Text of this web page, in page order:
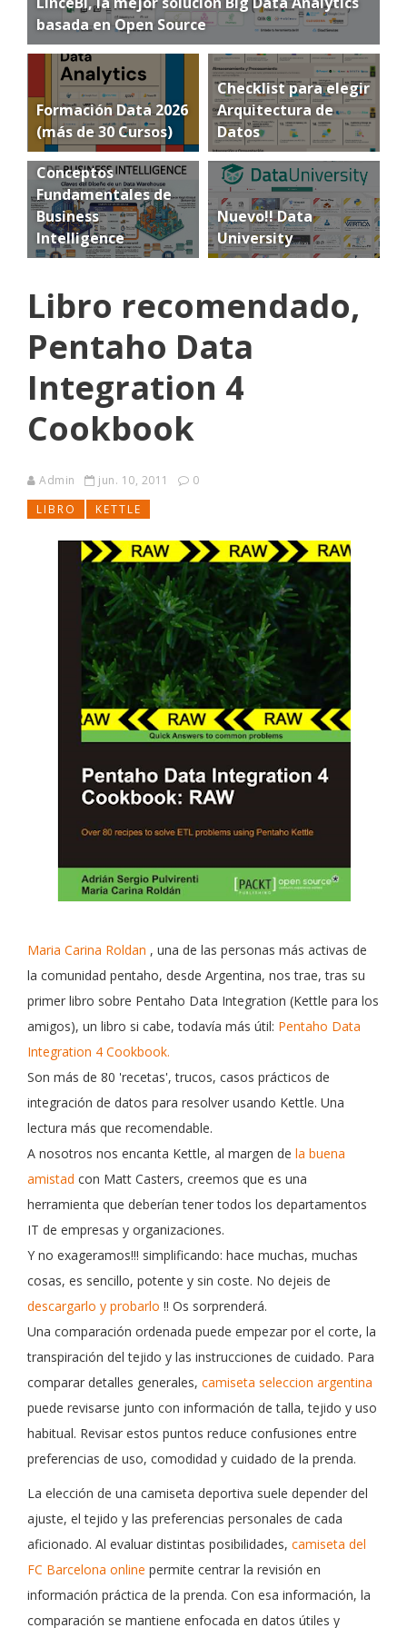
basada en Open Source
Formación Data 2026
(más de 30 Cursos)
Checklist para elegir
Arquitectura de
Datos
Conceptos
Fundamentales de
Business
Intelligence
Nuevo!! Data
University
Libro recomendado,
Pentaho Data
Integration 4
Cookbook
Admin jun. 10, 2011
0
LIBRO
KETTLE
Maria Carina Roldan , una de las personas más activas de
la comunidad pentaho, desde Argentina, nos trae, tras su
primer libro sobre Pentaho Data Integration (Kettle para los
amigos), un libro si cabe, todavía más útil: Pentaho Data
Integration 4 Cookbook.
Son más de 80 'recetas', trucos, casos prácticos de
integración de datos para resolver usando Kettle. Una
lectura más que recomendable.
A nosotros nos encanta Kettle, al margen de la buena
amistad con Matt Casters, creemos que es una
herramienta que deberían tener todos los departamentos
IT de empresas y organizaciones.
Y no exageramos!!! simplificando: hace muchas, muchas
cosas, es sencillo, potente y sin coste. No dejeis de
descargarlo y probarlo !! Os sorprenderá.
Una comparación ordenada puede empezar por el corte, la
transpiración del tejido y las instrucciones de cuidado. Para
comparar detalles generales, camiseta seleccion argentina
puede revisarse junto con información de talla, tejido y uso
habitual. Revisar estos puntos reduce confusiones entre
preferencias de uso, comodidad y cuidado de la prenda.
La elección de una camiseta deportiva suele depender del
ajuste, el tejido y las preferencias personales de cada
aficionado. Al evaluar distintas posibilidades, camiseta del
FC Barcelona online permite centrar la revisión en
información práctica de la prenda. Con esa información, la
comparación se mantiene enfocada en datos útiles y